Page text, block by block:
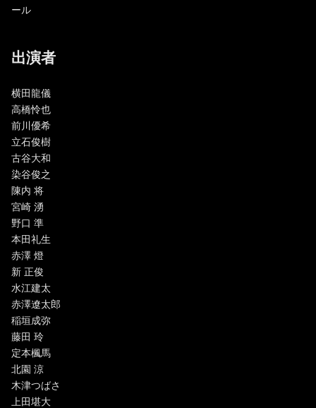
ール
出演者
横田龍儀
高橋怜也
前川優希
立石俊樹
古谷大和
染谷俊之
陳内 将
宮崎 湧
野口 準
本田礼生
赤澤 燈
新 正俊
水江建太
赤澤遼太郎
稲垣成弥
藤田 玲
定本楓馬
北園 涼
木津つばさ
上田堪大